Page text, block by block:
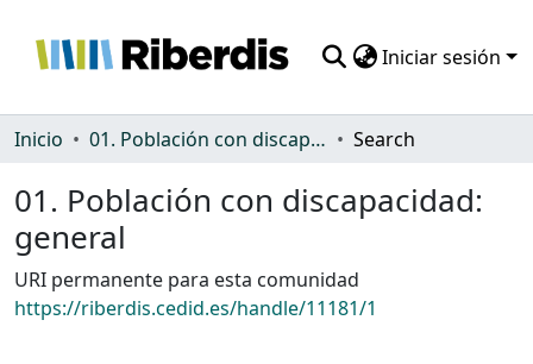
Iniciar sesión
Comunidades
Todo DSpace
Estadísticas
Inicio 01. Población con discapacidad: general Search
01. Población con discapacidad:
general
URI permanente para esta comunidad
https://riberdis.cedid.es/handle/11181/1